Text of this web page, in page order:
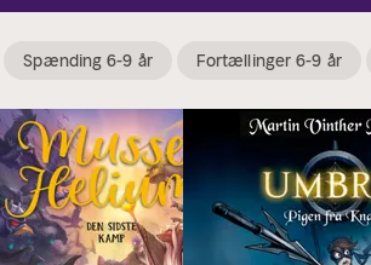
Spænding 6-9 år Fortællinger 6-9 år